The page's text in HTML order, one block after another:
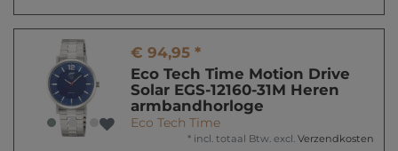
€ 94,95 *
Eco Tech Time Motion Drive
Solar EGS-12160-31M Heren
armbandhorloge
Eco Tech Time
* incl. totaal Btw. excl. Verzendkosten